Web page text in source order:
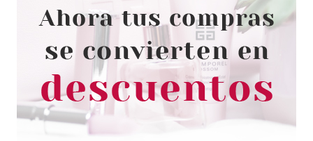
RALPH LAUREN
RALPH LAUREN POLO 67 EDT
150 ML RECARGA
Pvr 109.00€
-35%
desde
70.53€